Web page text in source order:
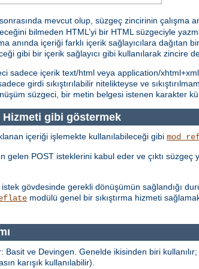
mevcut olup, süzgeç zincirinin çalışma
bilmeden HTML’yi bir HTML süzgeciyle
anında içeriği farklı içerik sağlayıcılara
gibi bir içerik sağlayıcı gibi kullanılarak zincire
sadece içerik text/html veya application/xhtml+xml
girdi sıkıştırılabilir nitelikteyse ve
süzgeci, bir metin belgesi istenen karakter
gibi göstermek
içeriği işlemekte kullanılabileceği gibi
gelen POST isteklerini kabul eder ve çıktı süzgeç
istek gövdesinde gerekli dönüşümün sağlandığı
modülü genel bir sıkıştırma hizmeti
Basit ve Devingen. Genelde ikisinden biri
karışık kullanılabilir).